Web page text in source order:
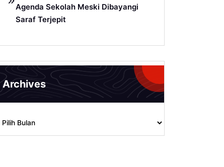
Agenda Sekolah Meski Dibayangi
Saraf Terjepit
Archives